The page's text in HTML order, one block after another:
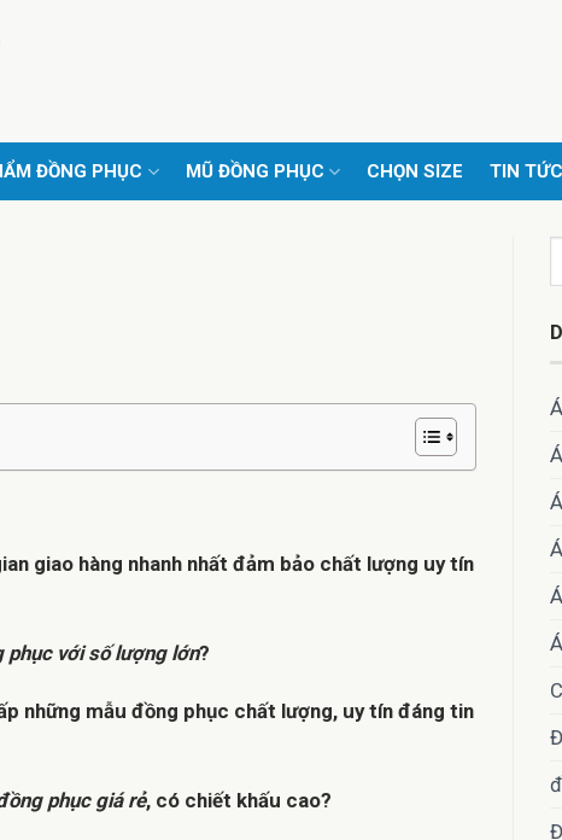
ĐỒNG PHỤC MŨ ĐỒNG PHỤC CHỌN SIZE TIN TỨC
giao hàng nhanh nhất đảm bảo chất lượng uy tín
phục với số lượng lớn?
những mẫu đồng phục chất lượng, uy tín đáng tin
phục giá rẻ, có chiết khấu cao?